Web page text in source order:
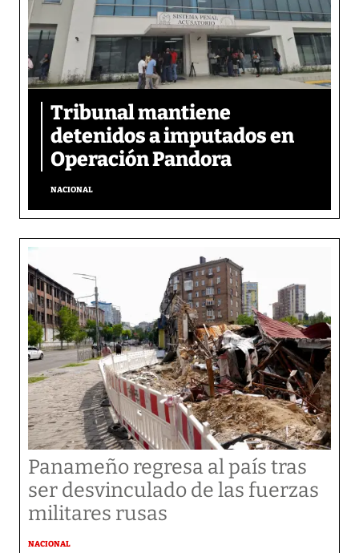
Tribunal mantiene
detenidos a imputados en
Operación Pandora
NACIONAL
Panameño regresa al país tras
ser desvinculado de las fuerzas
militares rusas
NACIONAL